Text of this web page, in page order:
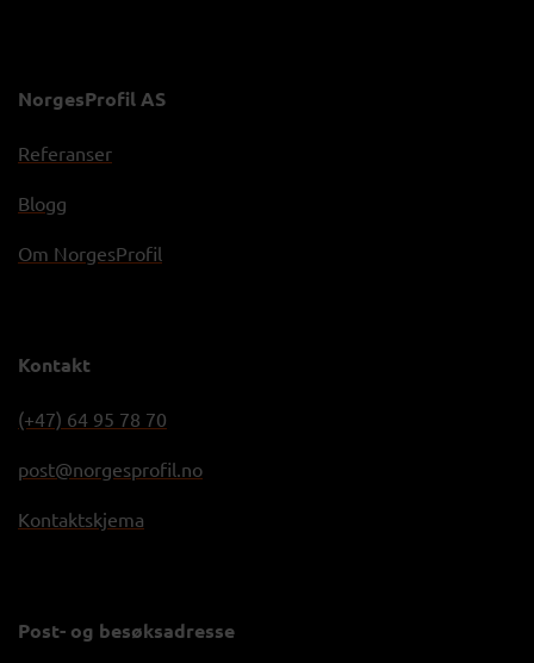
NorgesProfil AS
Referanser
Blogg
Om NorgesProfil
Kontakt
(+47) 64 95 78 70
post@norgesprofil.no
Kontaktskjema
Post- og besøksadresse